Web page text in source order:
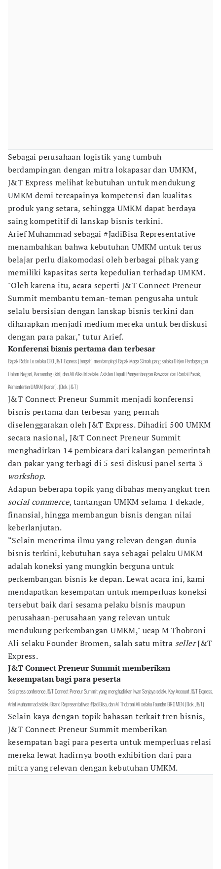
Sebagai perusahaan logistik yang tumbuh
berdampingan dengan mitra lokapasar dan UMKM,
J&T Express melihat kebutuhan untuk mendukung
UMKM demi tercapainya kompetensi dan kualitas
produk yang setara, sehingga UMKM dapat berdaya
saing kompetitif di lanskap bisnis terkini.
Arief Muhammad sebagai #JadiBisa Representative
menambahkan bahwa kebutuhan UMKM untuk terus
belajar perlu diakomodasi oleh berbagai pihak yang
memiliki kapasitas serta kepedulian terhadap UMKM.
"Oleh karena itu, acara seperti J&T Connect Preneur
Summit membantu teman-teman pengusaha untuk
selalu bersisian dengan lanskap bisnis terkini dan
diharapkan menjadi medium mereka untuk berdiskusi
dengan para pakar," tutur Arief.
Konferensi bisnis pertama dan terbesar
Bapak Robin Lo selaku CEO J&T Express (tengah) mendampingi Bapak Moga Simatupang selaku Dirjen Perdagangan
Dalam Negeri, Kemendag (kiri) dan Ali Alkatiri selaku Asisten Deputi Pengembangan Kawasan dan Rantai Pasok,
Kementerian UMKM (kanan). (Dok. J&T)
J&T Connect Preneur Summit menjadi konferensi
bisnis pertama dan terbesar yang pernah
diselenggarakan oleh J&T Express. Dihadiri 500 UMKM
secara nasional, J&T Connect Preneur Summit
menghadirkan 14 pembicara dari kalangan pemerintah
dan pakar yang terbagi di 5 sesi diskusi panel serta 3
workshop.
Adapun beberapa topik yang dibahas menyangkut tren
social commerce, tantangan UMKM selama 1 dekade,
finansial, hingga membangun bisnis dengan nilai
keberlanjutan.
“Selain menerima ilmu yang relevan dengan dunia
bisnis terkini, kebutuhan saya sebagai pelaku UMKM
adalah koneksi yang mungkin berguna untuk
perkembangan bisnis ke depan. Lewat acara ini, kami
mendapatkan kesempatan untuk memperluas koneksi
tersebut baik dari sesama pelaku bisnis maupun
perusahaan-perusahaan yang relevan untuk
mendukung perkembangan UMKM," ucap M Thobroni
Ali selaku Founder Bromen, salah satu mitra sellerJ&T
Express.
J&T Connect Preneur Summit memberikan
kesempatan bagi para peserta
Sesi press conference J&T Connect Preneur Summit yang menghadirkan Iwan Senjaya selaku Key Account J&T Express,
Arief Muhammad selaku Brand Representatives #JadiBisa, dan M Thobroni Ali selaku Founder BROMEN (Dok. J&T)
Selain kaya dengan topik bahasan terkait tren bisnis,
J&T Connect Preneur Summit memberikan
kesempatan bagi para peserta untuk memperluas relasi
mereka lewat hadirnya booth exhibition dari para
mitra yang relevan dengan kebutuhan UMKM.